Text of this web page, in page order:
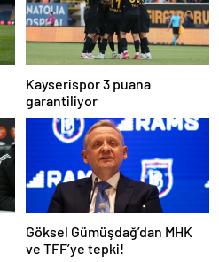
Kayserispor 3 puana
garantiliyor
Göksel Gümüşdağ’dan MHK
ve TFF’ye tepki!